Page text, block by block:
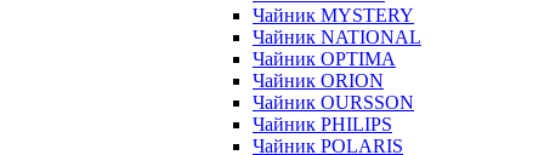
Чайник MYSTERY
Чайник NATIONAL
Чайник OPTIMA
Чайник ORION
Чайник OURSSON
Чайник PHILIPS
Чайник POLARIS